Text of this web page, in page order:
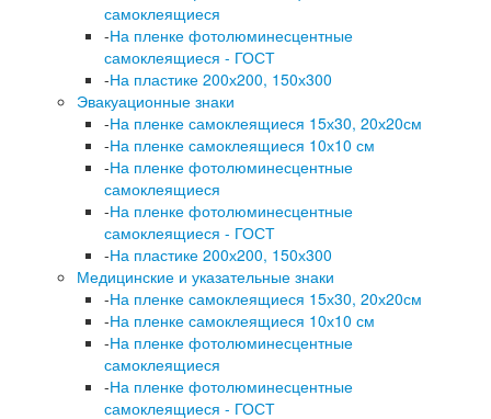
самоклеящиеся
-На пленке фотолюминесцентные
самоклеящиеся - ГОСТ
-На пластике 200х200, 150х300
Эвакуационные знаки
-На пленке самоклеящиеся 15х30, 20х20см
-На пленке самоклеящиеся 10х10 см
-На пленке фотолюминесцентные
самоклеящиеся
-На пленке фотолюминесцентные
самоклеящиеся - ГОСТ
-На пластике 200х200, 150х300
Медицинские и указательные знаки
-На пленке самоклеящиеся 15х30, 20х20см
-На пленке самоклеящиеся 10х10 см
-На пленке фотолюминесцентные
самоклеящиеся
-На пленке фотолюминесцентные
самоклеящиеся - ГОСТ